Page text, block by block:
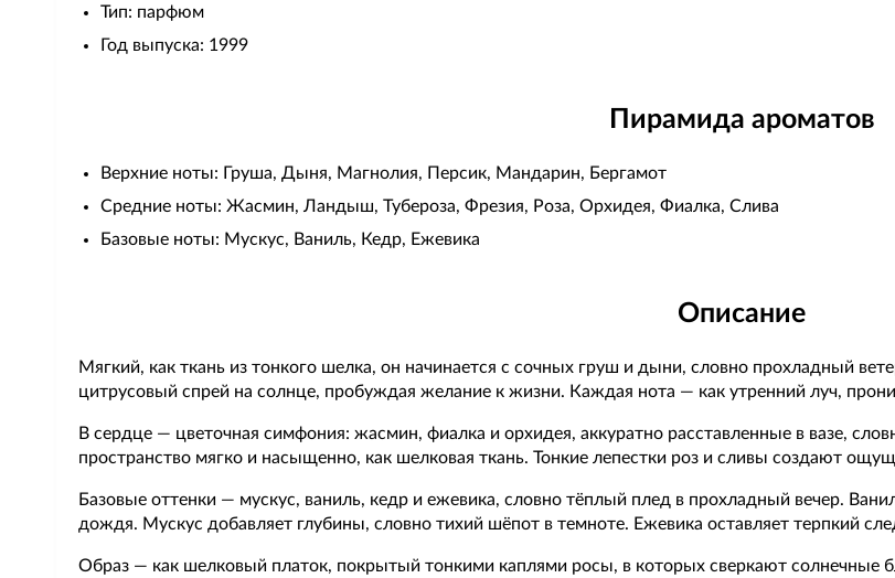
Тип: парфюм
Год выпуска: 1999
Пирамида ароматов
Верхние ноты: Груша, Дыня, Магнолия, Персик, Мандарин, Бергамот
Средние ноты: Жасмин, Ландыш, Тубероза, Фрезия, Роза, Орхидея, Фиалка, Слива
Базовые ноты: Мускус, Ваниль, Кедр, Ежевика
Описание
Мягкий, как ткань из тонкого шелка, он начинается с сочных груш и дыни, словно прохладный
цитрусовый спрей на солнце, пробуждая желание к жизни. Каждая нота — как утренний луч,
В сердце — цветочная симфония: жасмин, фиалка и орхидея, аккуратно расставленные в вазе,
пространство мягко и насыщенно, как шелковая ткань. Тонкие лепестки роз и сливы создают
Базовые оттенки — мускус, ваниль, кедр и ежевика, словно тёплый плед в прохладный вечер.
дождя. Мускус добавляет глубины, словно тихий шёпот в темноте. Ежевика оставляет терпкий
Образ — как шелковый платок, покрытый тонкими каплями росы, в которых сверкают